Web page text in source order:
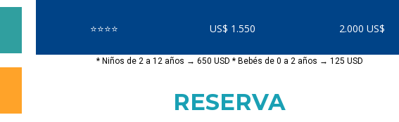
⭐⭐⭐⭐ US$ 1.550 2.000 US$
* Niños de 2 a 12 años → 650 USD * Bebés de 0 a 2 años → 125 USD
RESERVA